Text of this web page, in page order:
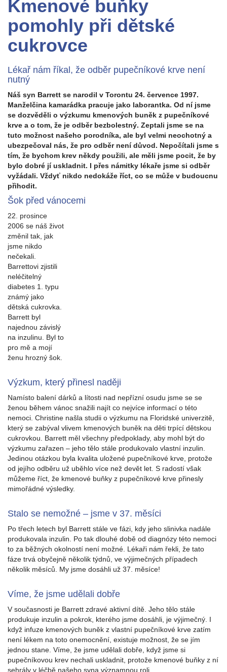
Kmenové buňky
pomohly při dětské
cukrovce
Lékař nám říkal, že odběr pupečníkové krve není
nutný
Náš syn Barrett se narodil v Torontu 24. července 1997.
Manželčina kamarádka pracuje jako laborantka. Od ní jsme
se dozvěděli o výzkumu kmenových buněk z pupečníkové
krve a o tom, že je odběr bezbolestný. Zeptali jsme se na
tuto možnost našeho porodníka, ale byl velmi neochotný a
ubezpečoval nás, že pro odběr není důvod. Nepočítali jsme s
tím, že bychom krev někdy použili, ale měli jsme pocit, že by
bylo dobré jí uskladnit. I přes námitky lékaře jsme si odběr
vyžádali. Vždyť nikdo nedokáže říct, co se může v budoucnu
přihodit.
Šok před vánocemi
22. prosince
2006 se náš život
změnil tak, jak
jsme nikdo
nečekali.
Barrettovi zjistili
neléčitelný
diabetes 1. typu
známý jako
dětská cukrovka.
Barrett byl
najednou závislý
na inzulinu. Byl to
pro mě a mojí
ženu hrozný šok.
Výzkum, který přinesl naději
Namísto balení dárků a lítosti nad nepřízní osudu jsme se se
ženou během vánoc snažili najít co nejvíce informací o této
nemoci. Christine našla studii o výzkumu na Floridské univerzitě,
který se zabýval vlivem kmenových buněk na děti trpící dětskou
cukrovkou. Barrett měl všechny předpoklady, aby mohl být do
výzkumu zařazen – jeho tělo stále produkovalo vlastní inzulin.
Jedinou otázkou byla kvalita uložené pupečníkové krve, protože
od jejího odběru už uběhlo více než devět let. S radostí však
můžeme říct, že kmenové buňky z pupečníkové krve přinesly
mimořádné výsledky.
Stalo se nemožné – jsme v 37. měsíci
Po třech letech byl Barrett stále ve fázi, kdy jeho slinivka nadále
produkovala inzulin. Po tak dlouhé době od diagnózy této nemoci
to za běžných okolností není možné. Lékaři nám řekli, že tato
fáze trvá obyčejně několik týdnů, ve výjimečných případech
několik měsíců. My jsme dosáhli už 37. měsíce!
Víme, že jsme udělali dobře
V současnosti je Barrett zdravé aktivní dítě. Jeho tělo stále
produkuje inzulin a pokrok, kterého jsme dosáhli, je výjimečný. I
když infuze kmenových buněk z vlastní pupečníkové krve zatím
není lékem na toto onemocnění, existuje možnost, že se jím
jednou stane. Víme, že jsme udělali dobře, když jsme si
pupečníkovou krev nechali uskladnit, protože kmenové buňky z ní
sehrály v léčbě našeho syna významnou roli.